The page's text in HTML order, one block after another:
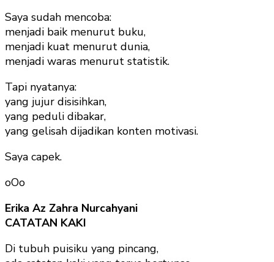
Saya sudah mencoba:
menjadi baik menurut buku,
menjadi kuat menurut dunia,
menjadi waras menurut statistik.
Tapi nyatanya:
yang jujur disisihkan,
yang peduli dibakar,
yang gelisah dijadikan konten motivasi.
Saya capek.
oOo
Erika Az Zahra Nurcahyani
CATATAN KAKI
Di tubuh puisiku yang pincang,